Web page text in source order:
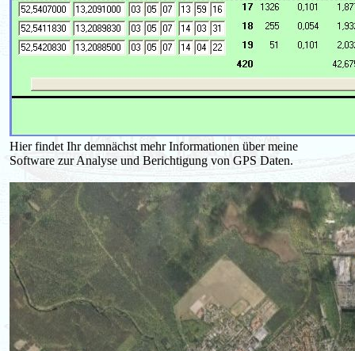
Hier findet Ihr demnächst mehr Informationen über meine
Software zur Analyse und Berichtigung von GPS Daten.